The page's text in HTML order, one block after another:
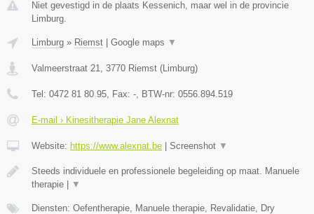
Niet gevestigd in de plaats Kessenich, maar wel in de provincie
Limburg.
Limburg » Riemst Google maps ▼
Valmeerstraat 21 3770 Riemst ( Limburg)
Tel: 0472 81 80 95 , Fax: - , BTW-nr: 0556.894.519
E-mail › Kinesitherapie Jane Alexnat
Website: https://www.alexnat.be Screenshot ▼
Steeds individuele en professionele begeleiding op maat. Manuele
therapie |
▼
Diensten: Oefentherapie, Manuele therapie, Revalidatie, Dry